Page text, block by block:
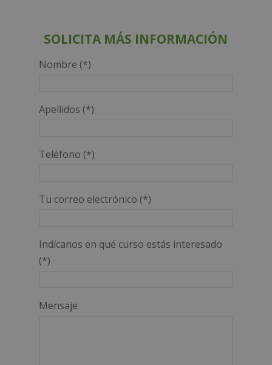
SOLICITA MÁS INFORMACIÓN
Nombre (*)
Apellidos (*)
Teléfono (*)
Tu correo electrónico (*)
Indícanos en qué curso estás interesado
(*)
Mensaje